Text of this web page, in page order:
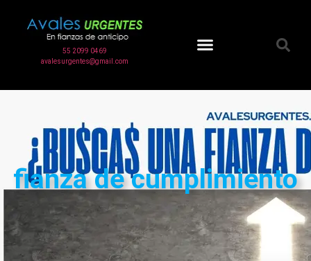
55 2099 0469
avalesurgentes@gmail.com
fianza de cumplimiento